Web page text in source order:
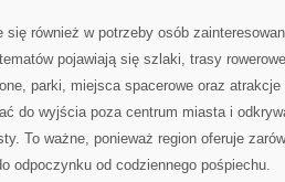
się również w potrzeby osób
pojawiają się szlaki, trasy
parki, miejsca spacerowe oraz
do wyjścia poza centrum miasta i
To ważne, ponieważ region oferuje
odpoczynku od codziennego pośpiechu.